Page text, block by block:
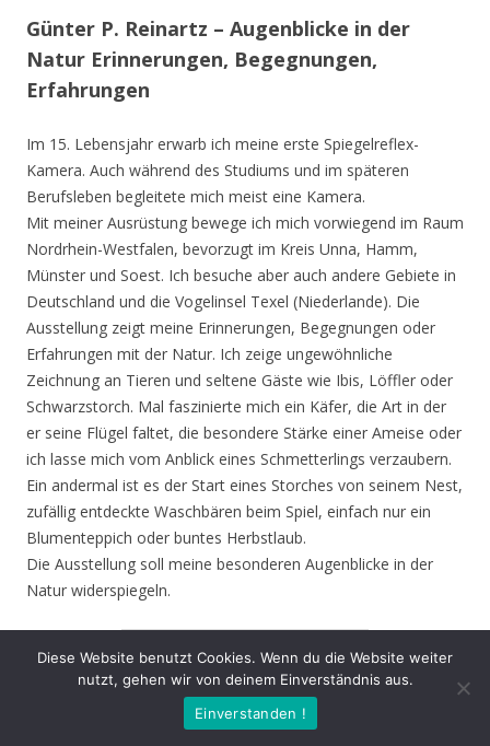
Günter P. Reinartz – Augenblicke in der
Natur Erinnerungen, Begegnungen,
Erfahrungen
Im 15. Lebensjahr erwarb ich meine erste Spiegelreflex-
Kamera. Auch während des Studiums und im späteren
Berufsleben begleitete mich meist eine Kamera.
Mit meiner Ausrüstung bewege ich mich vorwiegend im Raum
Nordrhein-Westfalen, bevorzugt im Kreis Unna, Hamm,
Münster und Soest. Ich besuche aber auch andere Gebiete in
Deutschland und die Vogelinsel Texel (Niederlande). Die
Ausstellung zeigt meine Erinnerungen, Begegnungen oder
Erfahrungen mit der Natur. Ich zeige ungewöhnliche
Zeichnung an Tieren und seltene Gäste wie Ibis, Löffler oder
Schwarzstorch. Mal faszinierte mich ein Käfer, die Art in der
er seine Flügel faltet, die besondere Stärke einer Ameise oder
ich lasse mich vom Anblick eines Schmetterlings verzaubern.
Ein andermal ist es der Start eines Storches von seinem Nest,
zufällig entdeckte Waschbären beim Spiel, einfach nur ein
Blumenteppich oder buntes Herbstlaub.
Die Ausstellung soll meine besonderen Augenblicke in der
Natur widerspiegeln.
Zurück
1 von 4
Vor
: Donnerstag 13.08.20, 19.00 Uhr
Diese Website benutzt Cookies. Wenn du die Website weiter
nutzt, gehen wir von deinem Einverständnis aus.
Einverstanden !